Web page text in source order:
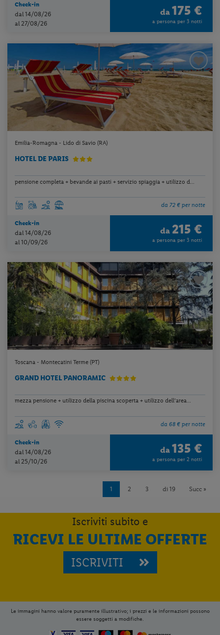
Check-in
dal 14/08/26
al 27/08/26
da 175 €
a persona per 3 notti
Emilia-Romagna - Lido di Savio (RA)
HOTEL DE PARIS
pensione completa + bevande ai pasti + servizio spiaggia + utilizzo d...
da 72 € per notte
Check-in
dal 14/08/26
al 10/09/26
da 215 €
a persona per 3 notti
Toscana - Montecatini Terme (PT)
GRAND HOTEL PANORAMIC
mezza pensione + utilizzo della piscina scoperta + utilizzo dell’area...
da 68 € per notte
Check-in
dal 14/08/26
al 25/10/26
da 135 €
a persona per 2 notti
1 2 3 di 19 Succ »
Iscriviti subito e
RICEVI LE ULTIME OFFERTE
ISCRIVITI
Le immagini hanno valore puramente illustrativo; i prezzi e le informazioni possono
essere soggetti a modifiche.